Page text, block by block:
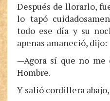
Después de llorarlo,
lo tapó
todo ese día y su
apenas amaneció, dijo:
—Agora sí que no
Hombre.
Y salió cordillera abajo,